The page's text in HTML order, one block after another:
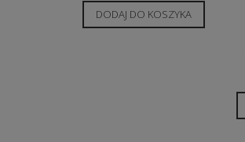
DODAJ DO KOSZYKA